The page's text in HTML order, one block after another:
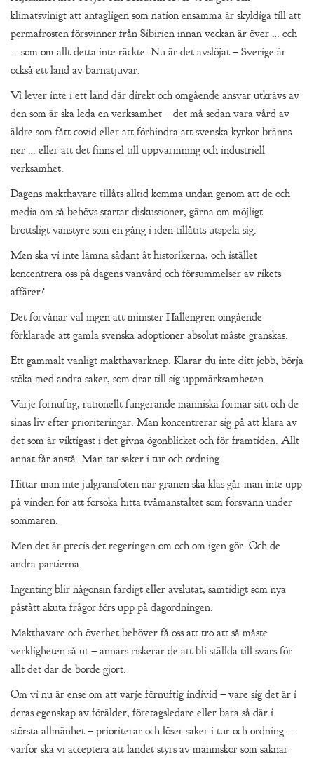
klimatsvinigt att antagligen som nation ensamma är skyldiga till att
permafrosten försvinner från Sibirien innan veckan är över … och
… som om allt detta inte räckte: Nu är det avslöjat – Sverige är
också ett land av barnatjuvar.
Vi lever inte i ett land där direkt och omgående ansvar utkrävs av
den som är ska leda en verksamhet – det må sedan vara vård av
äldre som fått covid eller att förhindra att svenska kyrkor bränns
ner … eller att det finns el till uppvärmning och industriell
verksamhet.
Dagens makthavare tillåts alltid komma undan genom att de och
media om så behövs startar diskussioner, gärna om möjligt
brottsligt vanstyre som en gång i iden tillåtits utspela sig.
Men ska vi inte lämna sådant åt historikerna, och istället
koncentrera oss på dagens vanvård och försummelser av rikets
affärer?
Det förvånar väl ingen att minister Hallengren omgående
förklarade att gamla svenska adoptioner absolut måste granskas.
Ett gammalt vanligt makthavarknep. Klarar du inte ditt jobb, börja
stöka med andra saker, som drar till sig uppmärksamheten.
Varje förnuftig, rationellt fungerande människa formar sitt och de
sinas liv efter prioriteringar. Man koncentrerar sig på att klara av
det som är viktigast i det givna ögonblicket och för framtiden. Allt
annat får anstå. Man tar saker i tur och ordning.
Hittar man inte julgransfoten när granen ska kläs går man inte upp
på vinden för att försöka hitta tvåmanstältet som försvann under
sommaren.
Men det är precis det regeringen om och om igen gör. Och de
andra partierna.
Ingenting blir någonsin färdigt eller avslutat, samtidigt som nya
påstått akuta frågor förs upp på dagordningen.
Makthavare och överhet behöver få oss att tro att så måste
verkligheten så ut – annars riskerar de att bli ställda till svars för
allt det där de borde gjort.
Om vi nu är ense om att varje förnuftig individ – vare sig det är i
deras egenskap av förälder, företagsledare eller bara så där i
största allmänhet – prioriterar och löser saker i tur och ordning …
varför ska vi acceptera att landet styrs av människor som saknar